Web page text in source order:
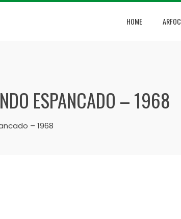
HOME ARFOC
ESPANCADO – 1968
– 1968